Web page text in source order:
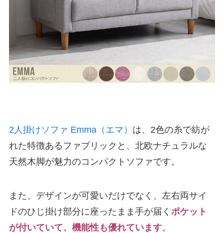
2人掛けソファ Emma（エマ） は、2色の糸で紡が
れた特徴あるファブリックと、北欧ナチュラルな
天然木脚が魅力のコンパクトソファです。
また、デザインが可愛いだけでなく、左右両サイ
ドのひじ掛け部分に座ったまま手が届く ポケット
が付いていて、機能性も優れています。